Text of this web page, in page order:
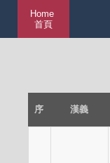
Home
首頁
序 漢義